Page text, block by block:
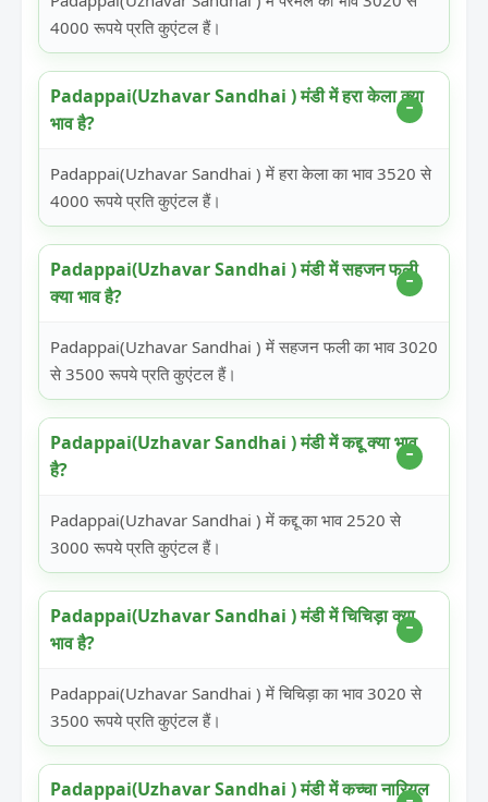
4000 रूपये प्रति कुएंटल हैं।
Padappai(Uzhavar Sandhai ) मंडी में हरा केला क्या
भाव है?
Padappai(Uzhavar Sandhai ) में हरा केला का भाव 3520 से
4000 रूपये प्रति कुएंटल हैं।
Padappai(Uzhavar Sandhai ) मंडी में सहजन फली
क्या भाव है?
Padappai(Uzhavar Sandhai ) में सहजन फली का भाव 3020
से 3500 रूपये प्रति कुएंटल हैं।
Padappai(Uzhavar Sandhai ) मंडी में कद्दू क्या भाव
है?
Padappai(Uzhavar Sandhai ) में कद्दू का भाव 2520 से
3000 रूपये प्रति कुएंटल हैं।
Padappai(Uzhavar Sandhai ) मंडी में चिचिड़ा क्या
भाव है?
Padappai(Uzhavar Sandhai ) में चिचिड़ा का भाव 3020 से
3500 रूपये प्रति कुएंटल हैं।
Padappai(Uzhavar Sandhai ) मंडी में कच्चा नारियल